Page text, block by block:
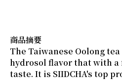
商品摘要
The Taiwanese Oolong
hydrosol flavor that with
taste. It is SIIDCHA's top